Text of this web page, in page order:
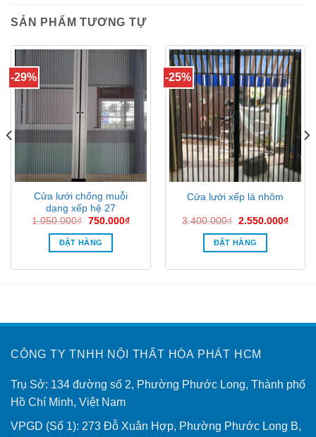
SẢN PHẨM TƯƠNG TỰ
-29%
Cửa lưới chống muỗi
dạng xếp hệ 27
1.050.000₫ Giá
là:
1.050.000₫.
750.000₫Giá
ĐẶT HÀNG
-25%
Cửa lưới xếp lá nhôm
3.400.000₫ Giá
là:
3.400.000₫.
2.550.000₫Giá
ĐẶT HÀNG
CÔNG TY TNHH NỘI THẤT HÒA PHÁT HCM
Trụ Sở: 134 đường số 2, Phường Phước Long, Thành phố
Hồ Chí Minh, Việt Nam
VPGD (Số 1): 273 Đỗ Xuân Hợp, Phường Phước Long B,